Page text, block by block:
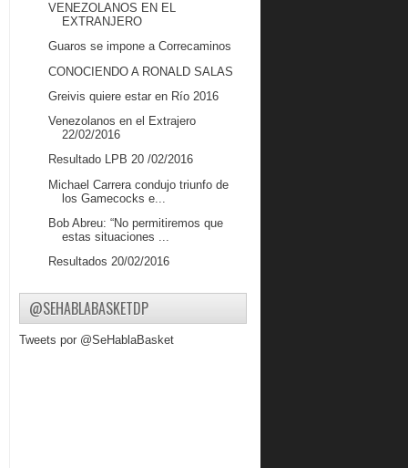
VENEZOLANOS EN EL
EXTRANJERO
Guaros se impone a Correcaminos
CONOCIENDO A RONALD SALAS
Greivis quiere estar en Río 2016
Venezolanos en el Extrajero
22/02/2016
Resultado LPB 20 /02/2016
Michael Carrera condujo triunfo de
los Gamecocks e...
Bob Abreu: “No permitiremos que
estas situaciones ...
Resultados 20/02/2016
consecutivo
VENEZOLANOS EN EL
EXTRANJERO
@SEHABLABASKETDP
Tweets por @SeHablaBasket